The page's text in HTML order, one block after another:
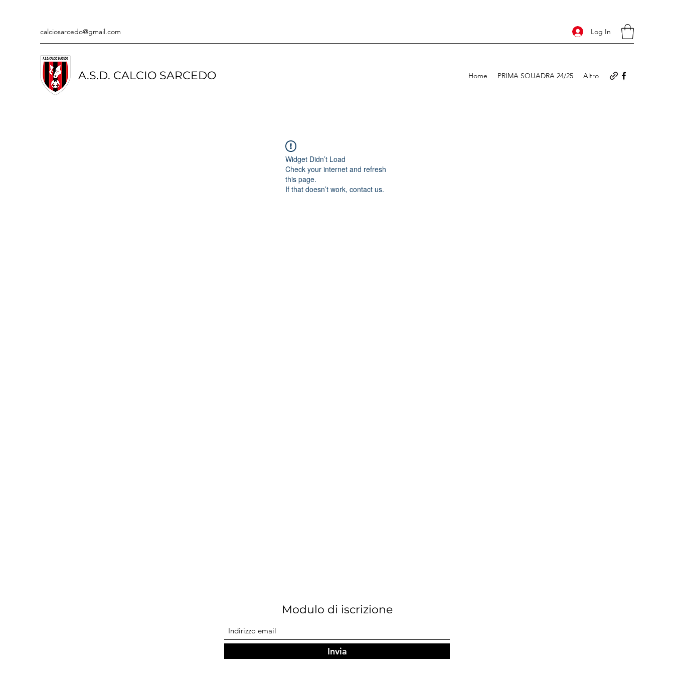
calciosarcedo@gmail.com Log In
A.S.D. CALCIO SARCEDO Home PRIMA SQUADRA 24/25 Altro
Widget Didn’t Load
Check your internet and refresh
this page.
If that doesn’t work, contact us.
Modulo di iscrizione
Invia